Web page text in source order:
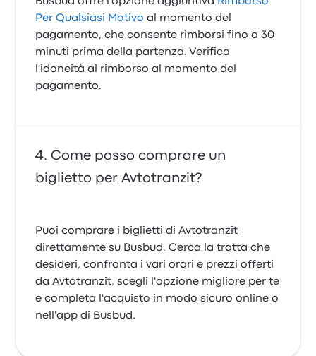
Per Qualsiasi Motivo al momento del
pagamento, che consente rimborsi fino a 30
minuti prima della partenza. Verifica
l'idoneità al rimborso al momento del
pagamento.
Come posso comprare un
biglietto per Avtotranzit?
Puoi comprare i biglietti di Avtotranzit
direttamente su Busbud. Cerca la tratta che
desideri, confronta i vari orari e prezzi offerti
da Avtotranzit, scegli l'opzione migliore per te
e completa l'acquisto in modo sicuro online o
nell'app di Busbud.